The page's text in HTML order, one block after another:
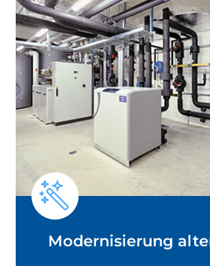
Modernisierung